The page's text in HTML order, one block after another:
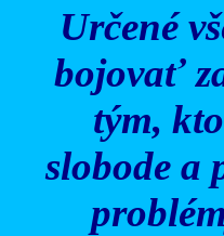
Určené
bojovať
tým,
slobode a